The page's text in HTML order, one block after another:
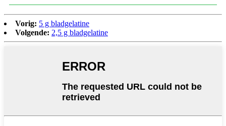
Vorig: 5 g bladgelatine
Volgende: 2,5 g bladgelatine